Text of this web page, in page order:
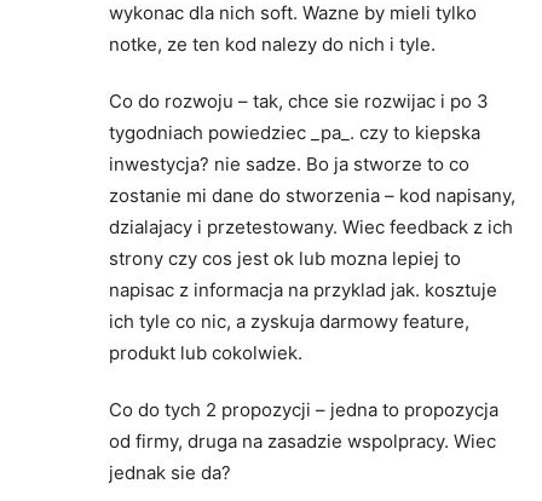
wykonac dla nich soft. Wazne by mieli tylko
notke, ze ten kod nalezy do nich i tyle.
Co do rozwoju – tak, chce sie rozwijac i po 3
tygodniach powiedziec _pa_. czy to kiepska
inwestycja? nie sadze. Bo ja stworze to co
zostanie mi dane do stworzenia – kod napisany,
dzialajacy i przetestowany. Wiec feedback z ich
strony czy cos jest ok lub mozna lepiej to
napisac z informacja na przyklad jak. kosztuje
ich tyle co nic, a zyskuja darmowy feature,
produkt lub cokolwiek.
Co do tych 2 propozycji – jedna to propozycja
od firmy, druga na zasadzie wspolpracy. Wiec
jednak sie da?